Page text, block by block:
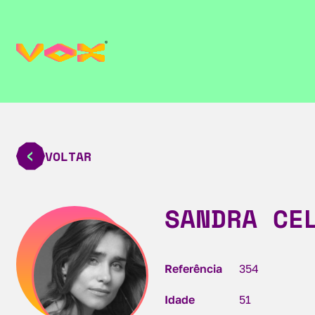
VOLTAR
SANDRA
Referência 354
Idade 51